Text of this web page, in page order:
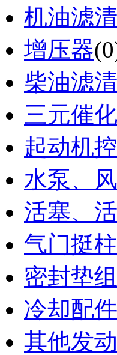
机油滤
增压器
柴油滤
三元催
起动机
水泵、
活塞、
气门挺
密封垫
冷却配件
其他发